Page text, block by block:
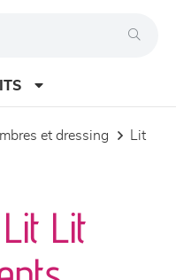
et dressing
lit
Lit